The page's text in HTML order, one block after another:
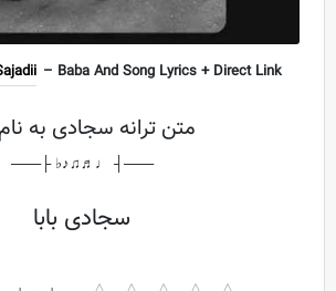
– Baba And Song Lyrics + Direct Link
متن ترانه سجادی به نام
───┤ ♩♬♫♪♭ ├───
سجادی بابا